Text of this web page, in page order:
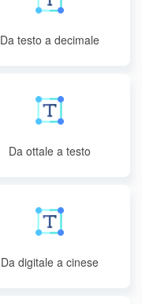
Da testo a decimale
Da ottale a testo
Da digitale a cinese